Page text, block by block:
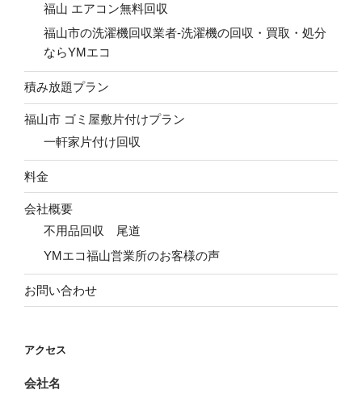
福山 エアコン無料回収
福山市の洗濯機回収業者-洗濯機の回収・買取・処分
ならYMエコ
積み放題プラン
福山市 ゴミ屋敷片付けプラン
一軒家片付け回収
料金
会社概要
不用品回収 尾道
YMエコ福山営業所のお客様の声
お問い合わせ
アクセス
会社名